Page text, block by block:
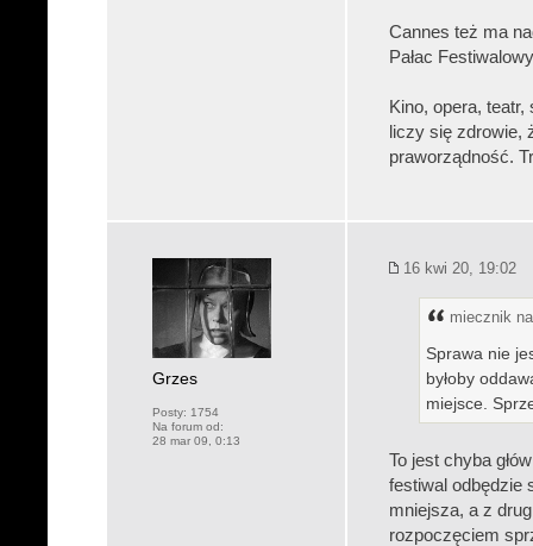
Cannes też ma
Pałac
Kino, opera,
liczy się zdrowie,
praworządność.
Grzes
Posty: 1754
Na forum od:
28 mar 09, 0:13
16 kwi 20, 19:02
miecznik
Sprawa nie
byłoby
miejsce.
To jest chyba
festiwal odbędzie
mniejsza, a z
rozpoczęciem